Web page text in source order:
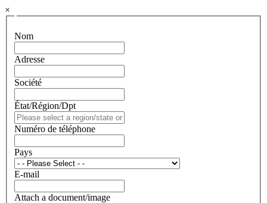
×
Nom
Adresse
Société
État/Région/Dpt
Numéro de téléphone
Pays
E-mail
Attach a document/image